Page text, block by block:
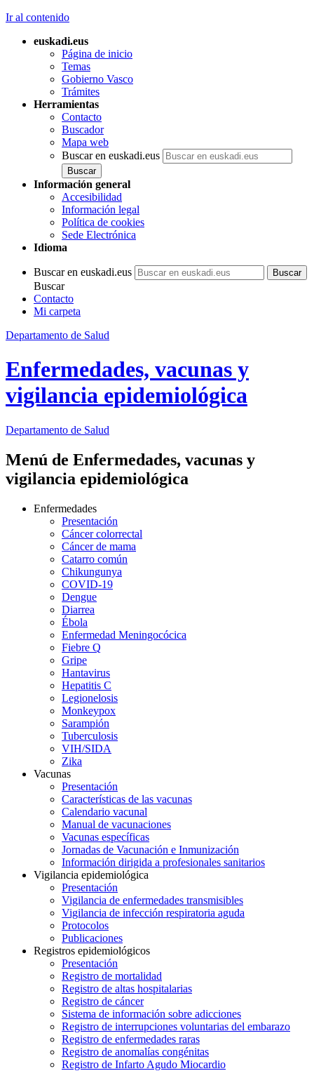
Ir al contenido
euskadi.eus
Página de inicio
Temas
Gobierno Vasco
Trámites
Herramientas
Contacto
Buscador
Mapa web
Buscar en euskadi.eus
Información general
Accesibilidad
Información legal
Política de cookies
Sede Electrónica
Idioma
Buscar en euskadi.eus
Buscar
Contacto
Mi carpeta
Departamento de Salud
Enfermedades, vacunas y
vigilancia epidemiológica
Departamento de Salud
Menú de Enfermedades, vacunas y
vigilancia epidemiológica
Enfermedades
Presentación
Cáncer colorrectal
Cáncer de mama
Catarro común
Chikungunya
COVID-19
Dengue
Diarrea
Ébola
Enfermedad Meningocócica
Fiebre Q
Gripe
Hantavirus
Hepatitis C
Legionelosis
Monkeypox
Sarampión
Tuberculosis
VIH/SIDA
Zika
Vacunas
Presentación
Características de las vacunas
Calendario vacunal
Manual de vacunaciones
Vacunas específicas
Jornadas de Vacunación e Inmunización
Información dirigida a profesionales sanitarios
Vigilancia epidemiológica
Presentación
Vigilancia de enfermedades transmisibles
Vigilancia de infección respiratoria aguda
Protocolos
Publicaciones
Registros epidemiológicos
Presentación
Registro de mortalidad
Registro de altas hospitalarias
Registro de cáncer
Sistema de información sobre adicciones
Registro de interrupciones voluntarias del embarazo
Registro de enfermedades raras
Registro de anomalías congénitas
Registro de Infarto Agudo Miocardio